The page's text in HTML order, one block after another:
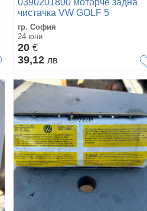
0390201800 моторче задна
чистачка VW GOLF 5
1K6955711B
гр. София
24 юни
20 €
39,12 лв